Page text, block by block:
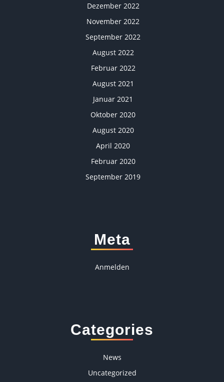
Dezember 2022
November 2022
September 2022
August 2022
Februar 2022
August 2021
Januar 2021
Oktober 2020
August 2020
April 2020
Februar 2020
September 2019
Meta
Anmelden
Categories
News
Uncategorized